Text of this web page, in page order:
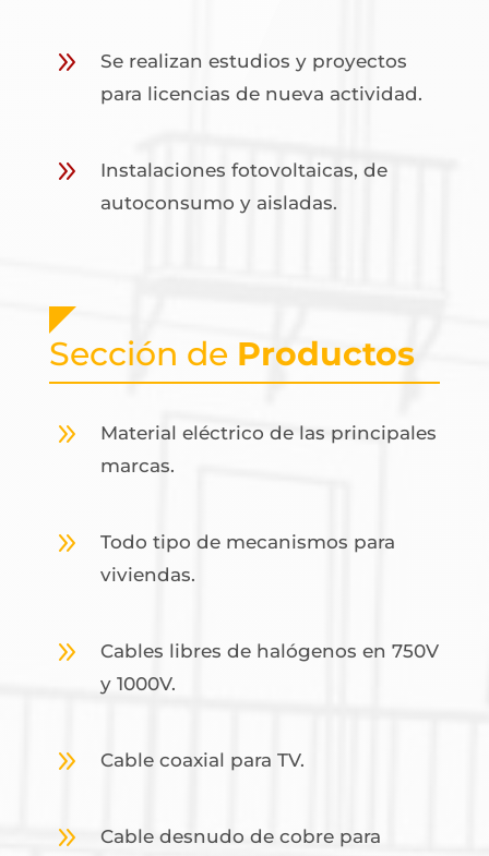
9
Se realizan estudios y proyectos
para licencias de nueva actividad.
9
Instalaciones fotovoltaicas, de
autoconsumo y aisladas.
Sección de Productos
9
Material eléctrico de las principales
marcas.
9
Todo tipo de mecanismos para
viviendas.
9
Cables libres de halógenos en 750V
y 1000V.
9 Cable coaxial para TV.
9
Cable desnudo de cobre para